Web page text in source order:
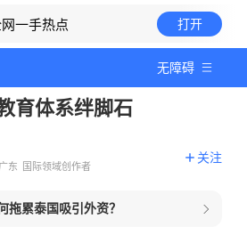
网一手热点 打开
无障碍
育体系绊脚石
广东 国际领域创作者
关注
拖累泰国吸引外资？